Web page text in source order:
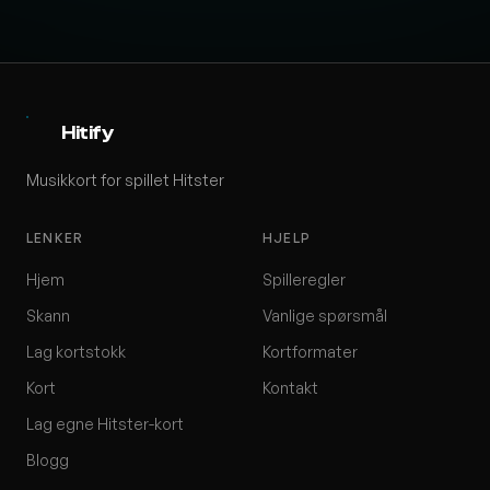
Hitify
Musikkort for spillet Hitster
LENKER
Hjem
Skann
Lag kortstokk
Kort
Lag egne Hitster-kort
Blogg
HJELP
Spilleregler
Vanlige spørsmål
Kortformater
Kontakt